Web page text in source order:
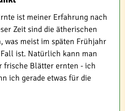
ist meiner Erfahrung nach
Zeit sind die ätherischen
was meist im späten Frühjahr
ist. Natürlich kann man
frische Blätter ernten - ich
ich gerade etwas für die